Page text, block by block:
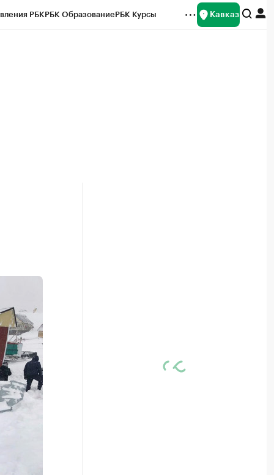
РБКРБК ОбразованиеРБК Курсы Кавказ